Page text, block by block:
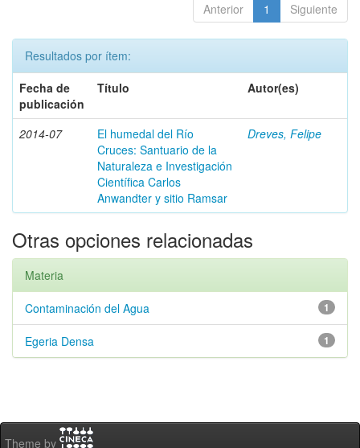
Anterior 1 Siguiente
Resultados por ítem:
Fecha de
publicación
Título Autor(es)
2014-07
El humedal del Río
Cruces: Santuario de la
Naturaleza e Investigación
Científica Carlos
Anwandter y sitio Ramsar
Dreves, Felipe
Otras opciones relacionadas
Materia
1
Contaminación del Agua
1
Egeria Densa
Theme by